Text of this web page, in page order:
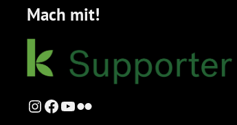
Mach mit!
Instagram
Facebook
YouTube
Flickr